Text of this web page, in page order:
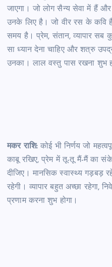
जाएगा। जो लोग सैन्य सेवा में हैं
उनके लिए है। जो वीर रस के कवि
समय है। प्रेम, संतान, व्यापार सब
सा ध्यान देना चाहिए और शत्रु
उनका। लाल वस्तु पास रखना शुभ
मकर राशि: कोई भी निर्णय जो
काबू रखिए, प्रेम में तू-तू मैं-मैं का
दीजिए। मानसिक स्वास्थ्य गड़बड़
रहेगी। व्यापार बहुत अच्छा रहेगा,
प्रणाम करना शुभ होगा।